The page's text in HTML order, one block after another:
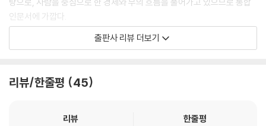
제2조. 이윤에 부과되는 세금
1) 자본에서 발생한 수입에 부과되는 세금
2) 특정 사업의 이윤에 부과되는 세금
제4조. 모든 종류의 수입에 무차별적으로 부과할 의도가 있는 세금
2) 소비재에 부과되는 세금
인문서에 가깝다.
6천 년의 역사 동안 인류는 당연히 경제활동을 해왔다. 대부분은 물물교환
체계에 대해 깊이 있게 연구하거나 이해하는 데는 한계가 있었다.
스미스는 이 책에서 역사상 최초로, 경제활동의 본질을 개인 차원을 넘어
출판사 리뷰 더보기
리뷰/한줄평 45
리뷰 한줄평